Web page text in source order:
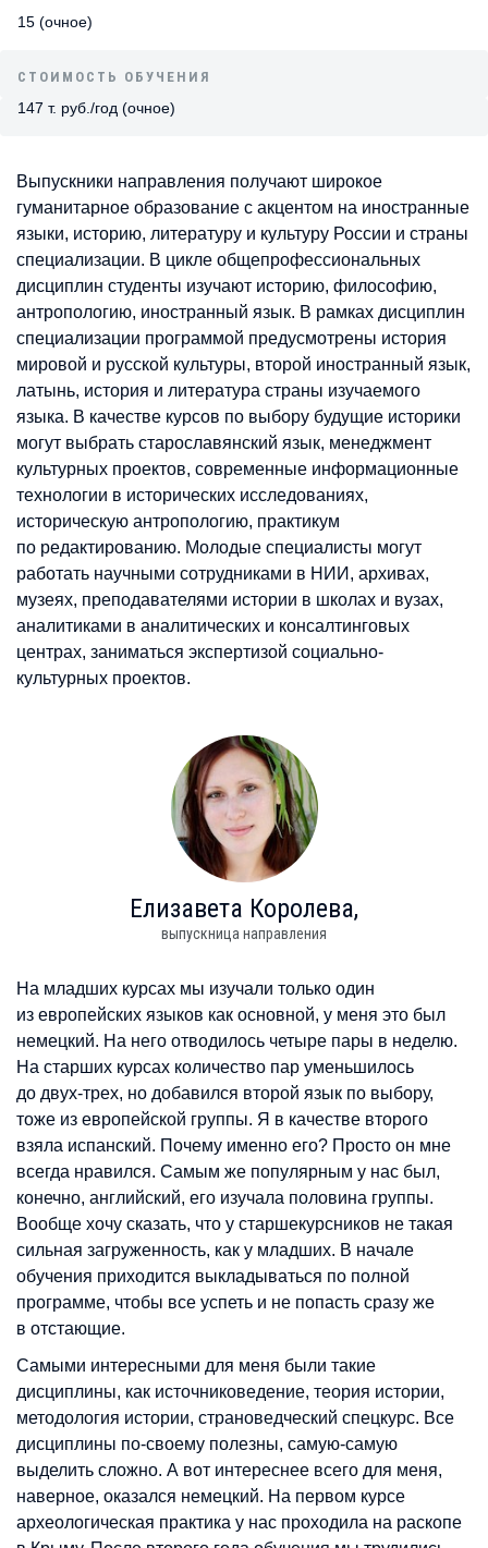
15 (очное)
СТОИМОСТЬ ОБУЧЕНИЯ
147 т. руб./год (очное)
Выпускники направления получают широкое
гуманитарное образование с акцентом на иностранные
языки, историю, литературу и культуру России и страны
специализации. В цикле общепрофессиональных
дисциплин студенты изучают историю, философию,
антропологию, иностранный язык. В рамках дисциплин
специализации программой предусмотрены история
мировой и русской культуры, второй иностранный язык,
латынь, история и литература страны изучаемого
языка. В качестве курсов по выбору будущие историки
могут выбрать старославянский язык, менеджмент
культурных проектов, современные информационные
технологии в исторических исследованиях,
историческую антропологию, практикум
по редактированию. Молодые специалисты могут
работать научными сотрудниками в НИИ, архивах,
музеях, преподавателями истории в школах и вузах,
аналитиками в аналитических и консалтинговых
центрах, заниматься экспертизой социально-
культурных проектов.
Елизавета Королева,
выпускница направления
На младших курсах мы изучали только один
из европейских языков как основной, у меня это был
немецкий. На него отводилось четыре пары в неделю.
На старших курсах количество пар уменьшилось
до двух-трех, но добавился второй язык по выбору,
тоже из европейской группы. Я в качестве второго
взяла испанский. Почему именно его? Просто он мне
всегда нравился. Самым же популярным у нас был,
конечно, английский, его изучала половина группы.
Вообще хочу сказать, что у старшекурсников не такая
сильная загруженность, как у младших. В начале
обучения приходится выкладываться по полной
программе, чтобы все успеть и не попасть сразу же
в отстающие.
Самыми интересными для меня были такие
дисциплины, как источниковедение, теория истории,
методология истории, страноведческий спецкурс. Все
дисциплины по-своему полезны, самую-самую
выделить сложно. А вот интереснее всего для меня,
наверное, оказался немецкий. На первом курсе
археологическая практика у нас проходила на раскопе